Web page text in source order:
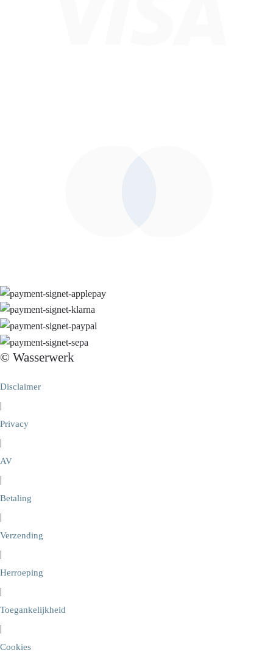
© Wasserwerk
Disclaimer
|
Privacy
|
AV
|
Betaling
|
Verzending
|
Herroeping
|
Toegankelijkheid
|
Cookies